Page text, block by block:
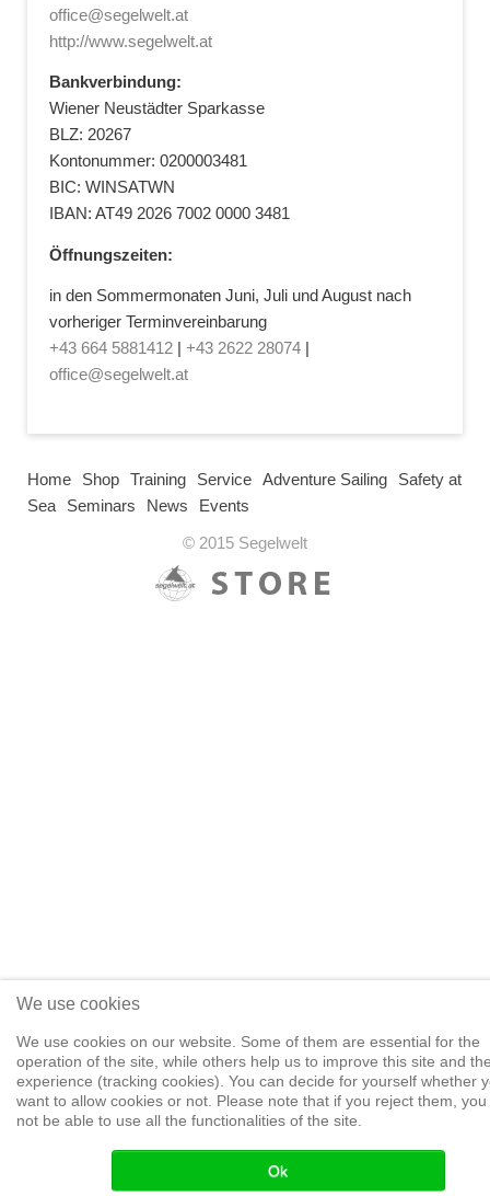
office@segelwelt.at
http://www.segelwelt.at
Bankverbindung:
Wiener Neustädter Sparkasse
BLZ: 20267
Kontonummer: 0200003481
BIC: WINSATWN
IBAN: AT49 2026 7002 0000 3481
Öffnungszeiten:
in den Sommermonaten Juni, Juli und August nach
vorheriger Terminvereinbarung
+43 664 5881412 | +43 2622 28074 |
office@segelwelt.at
Home Shop Training Service Adventure Sailing
Safety at
Sea
Seminars News
Events
© 2015 Segelwelt
We use cookies
We use cookies on our website. Some of them are essential for the
operation of the site, while others help us to improve this site and
experience (tracking cookies). You can decide for yourself whether
want to allow cookies or not. Please note that if you reject them,
not be able to use all the functionalities of the site.
Ok